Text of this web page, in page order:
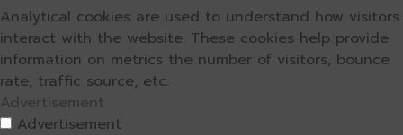
Analytical cookies are used to understand how visitors
interact with the website. These cookies help provide
information on metrics the number of visitors, bounce
rate, traffic source, etc.
Advertisement
Advertisement